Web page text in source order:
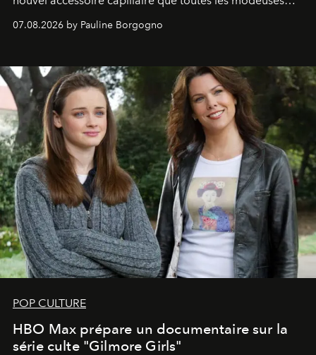
s'arrachent déjà.
07.08.2026 by Pauline Borgogno
POP CULTURE
HBO Max prépare un documentaire sur la
série culte "Gilmore Girls"